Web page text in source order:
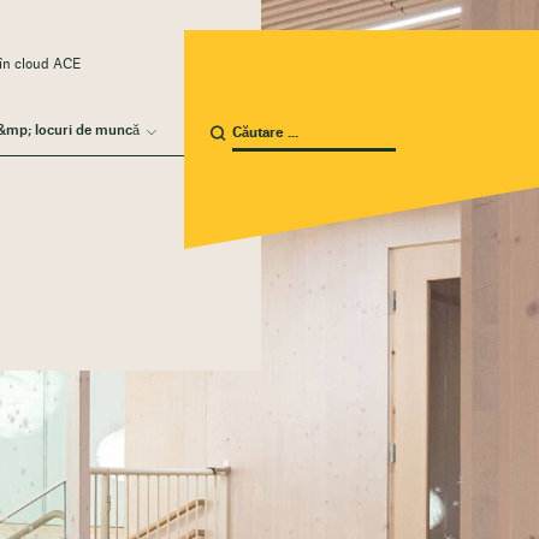
locuri de muncă
cloud ACE